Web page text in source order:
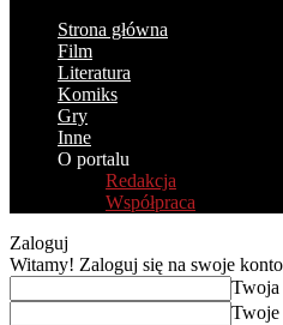
Strona główna
Film
Literatura
Komiks
Gry
Inne
O portalu
Redakcja
Współpraca
Zaloguj
Witamy! Zaloguj się na swoje konto
Twoja
Twoje